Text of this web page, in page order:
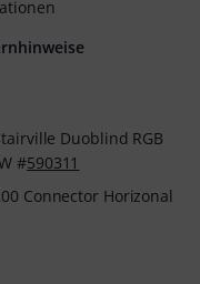
Duoblind RGB
#590311
Connector Horizonal